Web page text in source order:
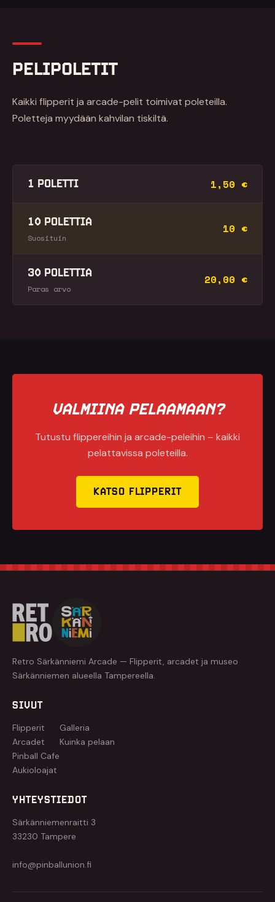
PELIPOLETIT
Kaikki flipperit ja arcade-pelit toimivat poleteilla.
Poletteja myydään kahvilan tiskiltä.
1 POLETTI 1,50 €
10 POLETTIA
Suosituin
10 €
30 POLETTIA
Paras arvo
20,00 €
VALMIINA PELAAMAAN?
Tutustu flippereihin ja arcade-peleihin – kaikki
pelattavissa poleteilla.
KATSO FLIPPERIT
Retro Särkänniemi Arcade — Flipperit, arcadet ja museo
Särkänniemen alueella Tampereella.
SIVUT
Flipperit
Arcadet
Pinball Cafe
Aukioloajat
Galleria
Kuinka pelaan
YHTEYSTIEDOT
Särkänniemenraitti 3
33230 Tampere
info@pinballunion.fi